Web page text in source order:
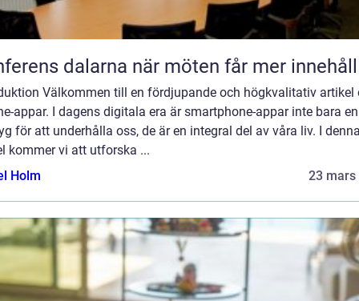
Konferens dalarna när möten får mer innehåll
Välkommen till en fördjupande och högkvalitativ artikel
appar. I dagens digitala era är smartphone-appar inte bara
för att underhålla oss, de är en integral del av våra liv. I
kommer vi att utforska ...
Holm
23 mars